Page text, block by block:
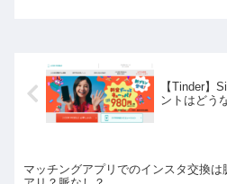
【Tinder】
ントはどう
マッチングアプリでのインスタ交換は